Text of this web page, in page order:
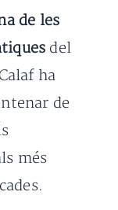
de les
del
ha
de
més